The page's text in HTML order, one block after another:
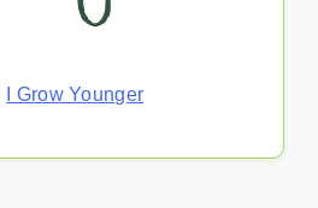
I Grow Younger